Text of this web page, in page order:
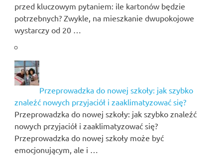
przed kluczowym pytaniem: ile kartonów będzie
potrzebnych? Zwykle, na mieszkanie dwupokojowe
wystarczy od 20 …
Przeprowadzka do nowej szkoły: jak szybko
znaleźć nowych przyjaciół i zaaklimatyzować się?
Przeprowadzka do nowej szkoły: jak szybko znaleźć
nowych przyjaciół i zaaklimatyzować się?
Przeprowadzka do nowej szkoły może być
emocjonującym, ale i …